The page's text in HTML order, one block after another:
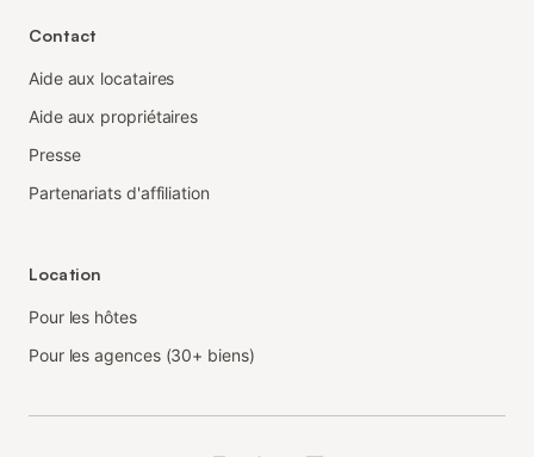
Contact
Aide aux locataires
Aide aux propriétaires
Presse
Partenariats d'affiliation
Location
Pour les hôtes
Pour les agences (30+ biens)